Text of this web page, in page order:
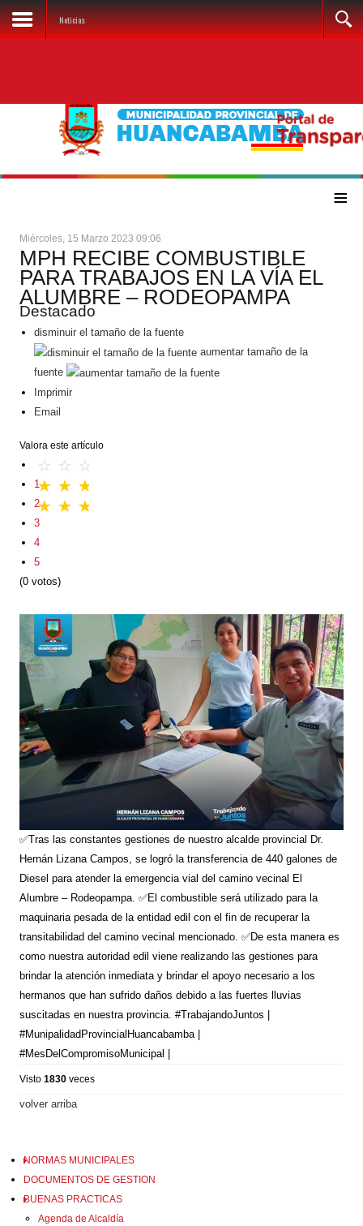
Noticias
≡
Miércoles, 15 Marzo 2023 09:06
MPH RECIBE COMBUSTIBLE
PARA TRABAJOS EN LA VÍA EL
ALUMBRE – RODEOPAMPA
Destacado
disminuir el tamaño de la fuente
aumentar tamaño de la
fuente
Imprimir
Email
Valora este artículo
1
2
3
4
5
(0 votos)
✅Tras las constantes gestiones de nuestro alcalde provincial Dr.
Hernán Lizana Campos, se logró la transferencia de 440 galones de
Diesel para atender la emergencia vial del camino vecinal El
Alumbre – Rodeopampa. ✅El combustible será utilizado para la
maquinaria pesada de la entidad edil con el fin de recuperar la
transitabilidad del camino vecinal mencionado. ✅De esta manera es
como nuestra autoridad edil viene realizando las gestiones para
brindar la atención inmediata y brindar el apoyo necesario a los
hermanos que han sufrido daños debido a las fuertes lluvias
suscitadas en nuestra provincia. #TrabajandoJuntos |
#MunipalidadProvincialHuancabamba |
#MesDelCompromisoMunicipal |
Visto1830 veces
volver arriba
NORMAS MUNICIPALES
DOCUMENTOS DE GESTION
BUENAS PRACTICAS
Agenda de Alcaldía